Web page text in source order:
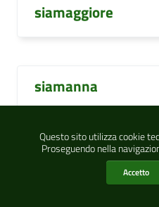
Questo sito utilizza cookie
Proseguendo nella
Accetto
siamaggiore
siamanna
simala